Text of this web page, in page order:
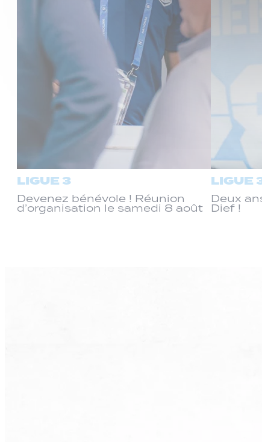
LIGUE 3
Devenez bénévole ! Réunion
d’organisation le samedi 8 août
LIGUE
Deux
Dief !